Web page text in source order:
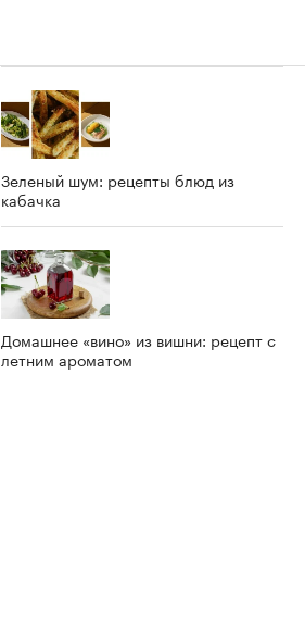
Зеленый шум: рецепты блюд из
кабачка
Домашнее «вино» из вишни: рецепт с
летним ароматом